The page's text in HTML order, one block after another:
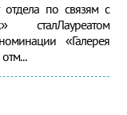
отдела по связям с
сталЛауреатом
«Галерея